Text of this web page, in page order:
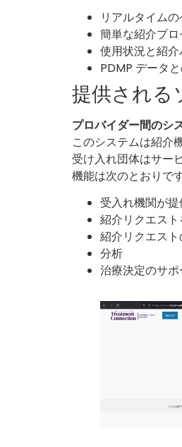
リアルタイム
簡単な紹介プロ
使用状況と紹
PDMP データ
提供される
プロバイダー間のシ
このシステムは紹介
受け入れ団体はサー
機能は次のとおりです
受入れ機関が
紹介リクエスト
紹介リクエス
分析
治療決定のサポ